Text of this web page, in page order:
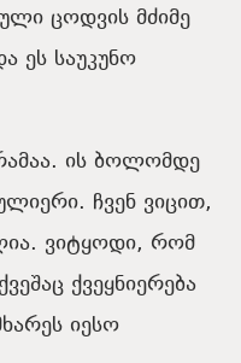
ცოდვის მძიმე
ეს საუკუნო
ის ბოლომდე
ჩვენ ვიცით,
ვიტყოდი, რომ
ქვეყნიერება
იესო